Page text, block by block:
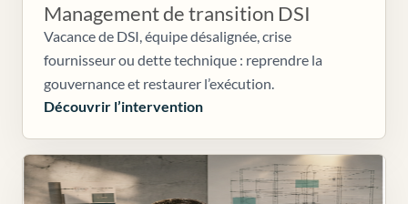
Management de transition DSI
Vacance de DSI, équipe désalignée, crise
fournisseur ou dette technique : reprendre la
gouvernance et restaurer l’exécution.
Découvrir l’intervention